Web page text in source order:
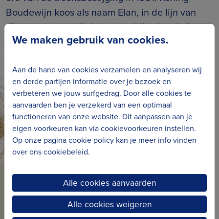
Boudewijn koos als naam Elan, in de lijn van
zijn totemnaam bij de scouts: “élan loyal of
loyale eland”. De Elan behoort tot de
drakenklasse. Het jacht nam in 1960 deel aan
de Olympische Spelen in Rome. Tijdens deze
Spelen werd de Elan bemand door een crew
van de Belgische Zeemacht.
BLIJF OP DE HOOGTE VAN
ONS NIEUWS
We maken gebruik van cookies.
Aan de hand van cookies verzamelen en analyseren wij
en derde partijen informatie over je bezoek en
verbeteren we jouw surfgedrag. Door alle cookies te
aanvaarden ben je verzekerd van een optimaal
functioneren van onze website. Dit aanpassen aan je
eigen voorkeuren kan via cookievoorkeuren instellen.
Op onze pagina cookie policy kan je meer info vinden
over ons cookiebeleid.
Alle cookies aanvaarden
Alle cookies weigeren